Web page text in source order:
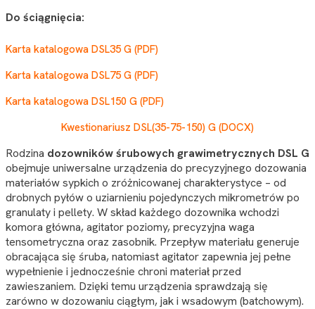
Do ściągnięcia:
Karta katalogowa DSL35 G (PDF)
Karta katalogowa DSL75 G (PDF)
Karta katalogowa DSL150 G (PDF)
Kwestionariusz DSL(35-75-150) G (DOCX)
Rodzina dozowników śrubowych grawimetrycznych DSL G
obejmuje uniwersalne urządzenia do precyzyjnego dozowania
materiałów sypkich o zróżnicowanej charakterystyce – od
drobnych pyłów o uziarnieniu pojedynczych mikrometrów po
granulaty i pellety. W skład każdego dozownika wchodzi
komora główna, agitator poziomy, precyzyjna waga
tensometryczna oraz zasobnik. Przepływ materiału generuje
obracająca się śruba, natomiast agitator zapewnia jej pełne
wypełnienie i jednocześnie chroni materiał przed
zawieszaniem. Dzięki temu urządzenia sprawdzają się
zarówno w dozowaniu ciągłym, jak i wsadowym (batchowym).